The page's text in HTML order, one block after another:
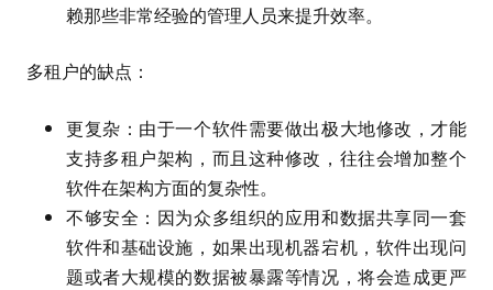
赖那些非常经验的管理人员来提升效率。
多租户的缺点：
更复杂：由于一个软件需要做出极大地修改，才能
支持多租户架构，而且这种修改，往往会增加整个
软件在架构方面的复杂性。
不够安全：因为众多组织的应用和数据共享同一套
软件和基础设施，如果出现机器宕机，软件出现问
题或者大规模的数据被暴露等情况，将会造成更严